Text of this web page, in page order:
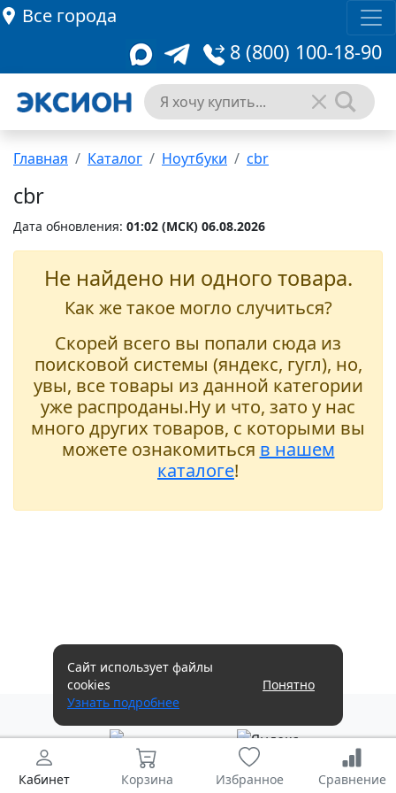
Все города
8 (800) 100-18-90
Главная Каталог Ноутбуки cbr
cbr
Дата обновления: 01:02 (MCК) 06.08.2026
Не найдено ни одного товара.
Как же такое могло случиться?
Скорей всего вы попали сюда из
поисковой системы (яндекс, гугл), но,
увы, все товары из данной категории
уже распроданы.Ну и что, зато у нас
много других товаров, с которыми вы
можете ознакомиться в нашем
каталоге!
Кабинет Корзина Избранное Сравнение
Сайт использует файлы
cookies
Узнать подробнее
Понятно